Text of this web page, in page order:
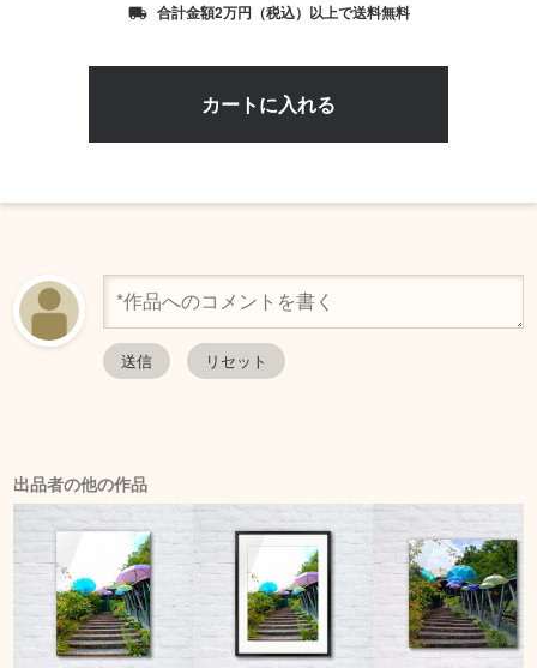
local_shipping 合計金額2万円（税込）以上で送料無料
出品者の他の作品